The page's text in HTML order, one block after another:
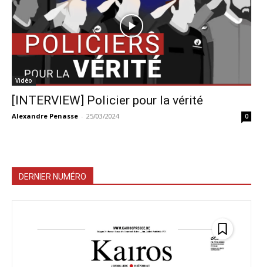
Vidéo
[INTERVIEW] Policier pour la vérité
Alexandre Penasse - 25/03/2024 0
DERNIER NUMÉRO